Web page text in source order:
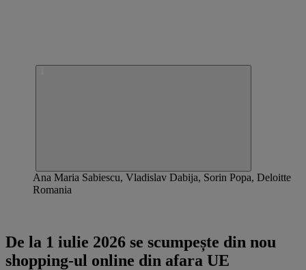
Ana Maria Sabiescu, Vladislav Dabija, Sorin Popa, Deloitte
Romania
De la 1 iulie 2026 se scumpește din nou
shopping-ul online din afara UE